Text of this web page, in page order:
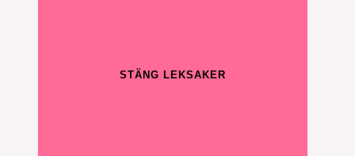
STÄNG LEKSAKER